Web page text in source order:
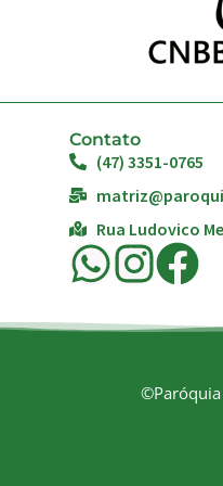
Contato
(47) 3351-0765
Rua Ludovico
©Paróquia